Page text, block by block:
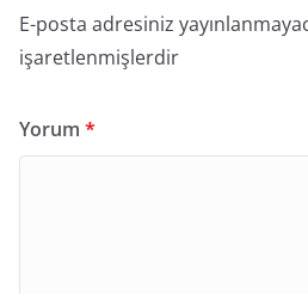
E-posta adresiniz
işaretlenmişlerdir
Yorum *